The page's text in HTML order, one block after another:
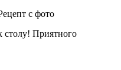
с фото
столу! Приятного